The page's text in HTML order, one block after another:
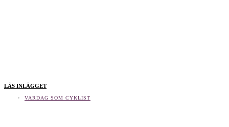
LÄS INLÄGGET
VARDAG SOM CYKLIST